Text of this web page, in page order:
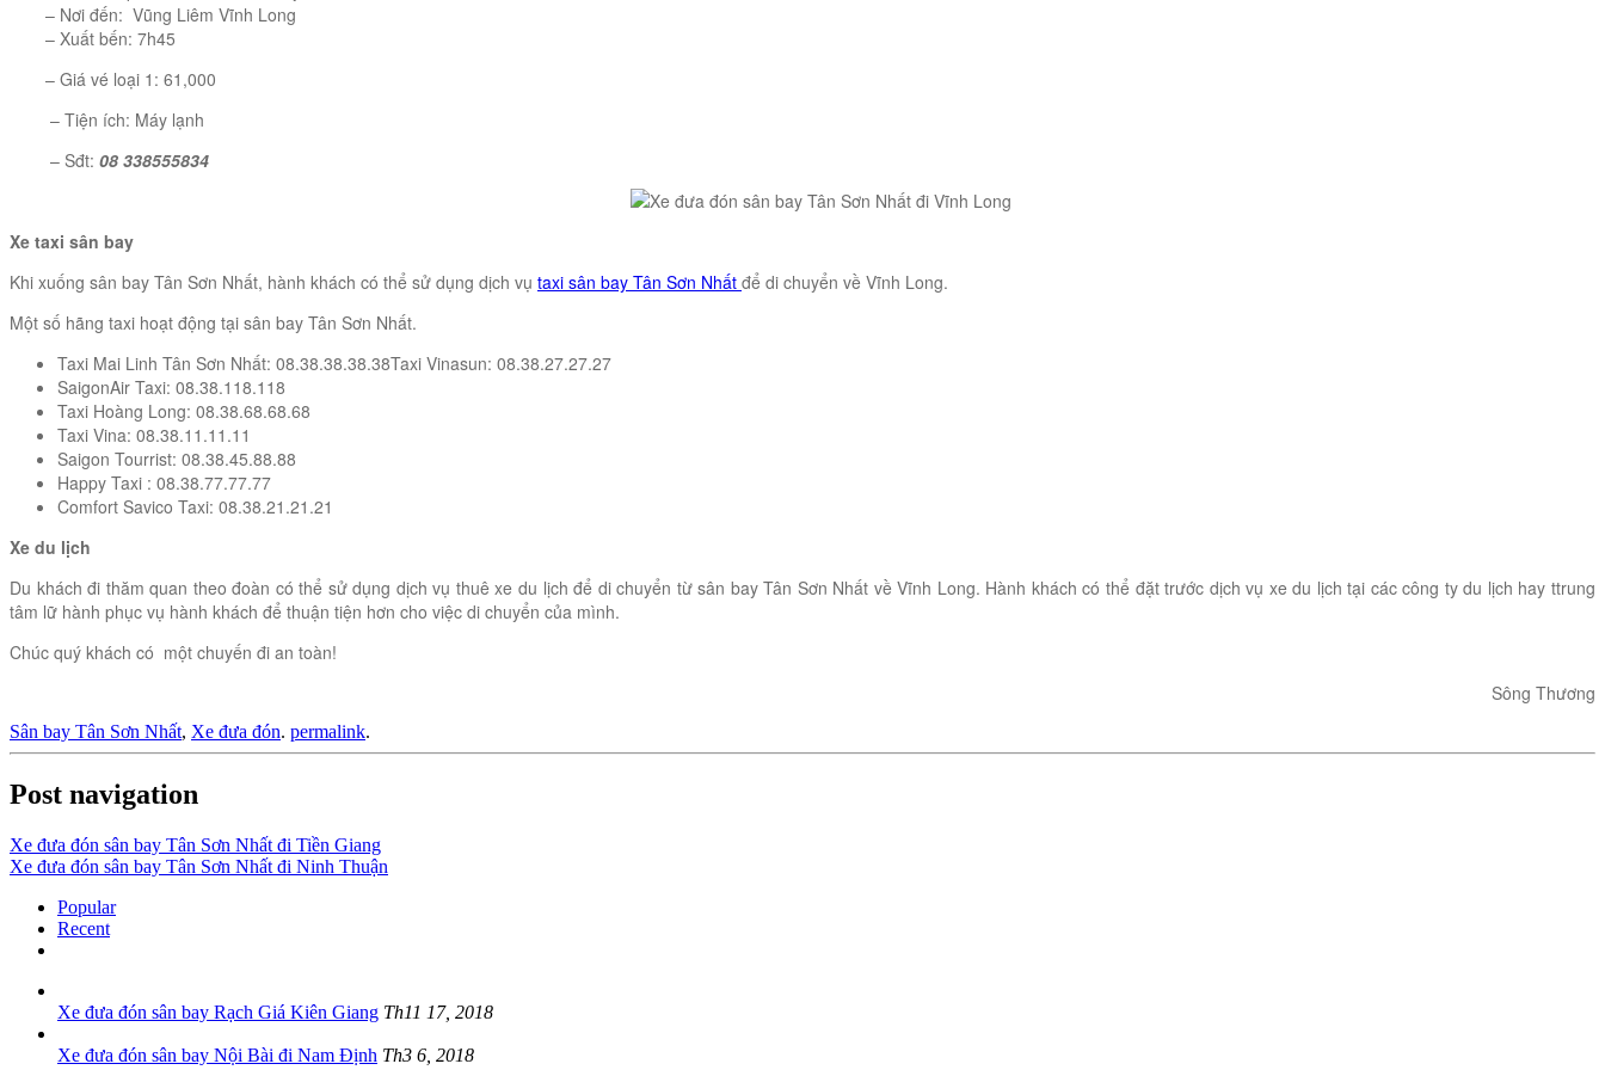
– Nơi đến: Vũng Liêm Vĩnh Long
– Xuất bến: 7h45
– Giá vé loại 1: 61,000
– Tiện ích: Máy lạnh
– Sđt: 08 338555834
Xe taxi sân bay
Khi xuống sân bay Tân Sơn Nhất, hành khách có thể sử dụng dịch vụ taxi sân bay Tân Sơn Nhất để di chuyển về Vĩnh Long.
Một số hãng taxi hoạt động tại sân bay Tân Sơn Nhất.
Taxi Mai Linh Tân Sơn Nhất: 08.38.38.38.38Taxi Vinasun: 08.38.27.27.27
SaigonAir Taxi: 08.38.118.118
Taxi Hoàng Long: 08.38.68.68.68
Taxi Vina: 08.38.11.11.11
Saigon Tourrist: 08.38.45.88.88
Happy Taxi : 08.38.77.77.77
Comfort Savico Taxi: 08.38.21.21.21
Xe du lịch
Du khách đi thăm quan theo đoàn có thể sử dụng dịch vụ thuê xe du lịch để di chuyển từ sân bay Tân Sơn Nhất về Vĩnh Long. Hành khách có thể đặt trước dịch vụ xe du lịch tại các công ty du lịch hay ttrung
tâm lữ hành phục vụ hành khách để thuận tiện hơn cho việc di chuyển của mình.
Chúc quý khách có một chuyến đi an toàn!
Sông Thương
Sân bay Tân Sơn Nhất, Xe đưa đón. permalink.
Post navigation
Xe đưa đón sân bay Tân Sơn Nhất đi Tiền Giang
Xe đưa đón sân bay Tân Sơn Nhất đi Ninh Thuận
Popular
Recent
Xe đưa đón sân bay Rạch Giá Kiên Giang Th11 17, 2018
Xe đưa đón sân bay Nội Bài đi Nam Định Th3 6, 2018